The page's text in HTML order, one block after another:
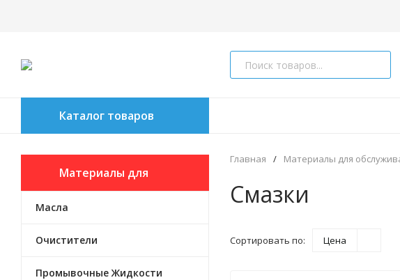
Каталог товаров
Материалы для
обслуживания
Масла
Очистители
Промывочные Жидкости
Главная / Материалы для
Смазки
Сортировать по: Цена